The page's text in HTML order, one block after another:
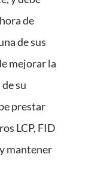
de
de sus
mejorar la
su
prestar
LCP, FID
mantener